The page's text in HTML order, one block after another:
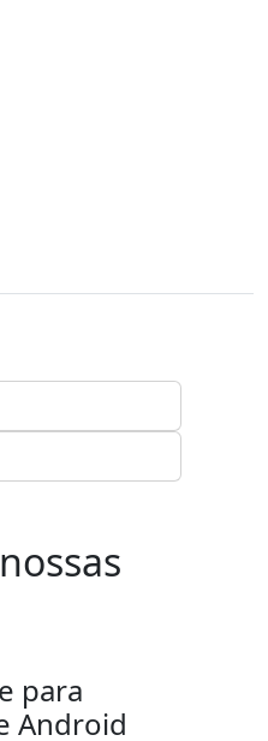
para
Android